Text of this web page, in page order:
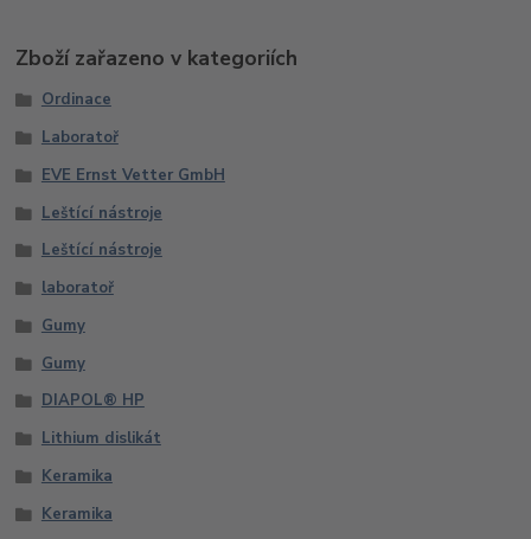
Zboží zařazeno v kategoriích
Ordinace
Laboratoř
EVE Ernst Vetter GmbH
Leštící nástroje
Leštící nástroje
laboratoř
Gumy
Gumy
DIAPOL® HP
Lithium dislikát
Keramika
Keramika